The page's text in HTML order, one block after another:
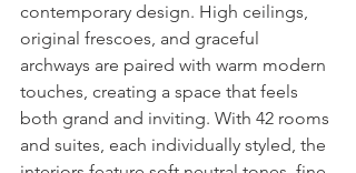
contemporary design. High ceilings,
original frescoes, and graceful
archways are paired with warm modern
touches, creating a space that feels
both grand and inviting. With 42 rooms
and suites, each individually styled, the